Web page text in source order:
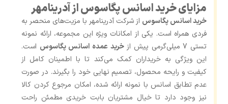
مزایای خرید اسانس پگاسوس از آدرینامهر
خرید اسانس پگاسوس از شرکت آدرینامهر با مزیت‌های منحصر به‌
فردی همراه است. یکی از امکانات ویژه این مجموعه، ارائه نمونه
تستی 7 میلی‌گرمی پیش از
خرید عمده اسانس پگاسوس است.
این ویژگی به خریداران کمک می‌کند تا با اطمینان کامل از
کیفیت و رایحه محصول، تصمیم نهایی خود را بگیرند. در صورت
عدم تطابق اسانس با نمونه ارائه ‌شده، امکان مرجوع کردن کالا
نیز وجود دارد تا خیال مشتریان بابت خریدی مطمئن راحت